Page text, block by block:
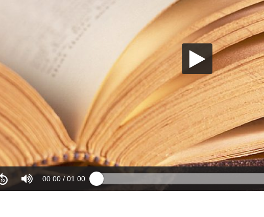
00:00 / 01:00